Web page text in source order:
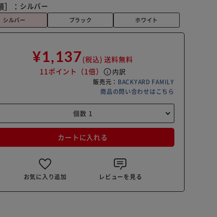
］： シルバー
シルバー ブラック ホワイト
¥1,137(税込) 送料無料
11ポイント （1倍） info 内訳
販売元： BACKYARD FAMILY
商品の問い合わせはこちら
カートに入れる
お気に入り追加 レビューを見る